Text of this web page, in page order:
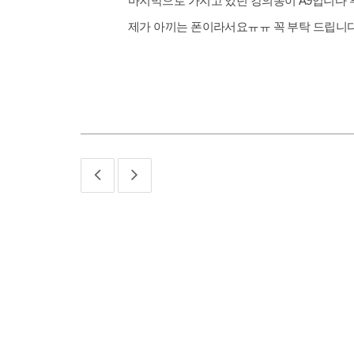
제가 아끼는 폰이라서요ㅠㅠ 꼭 부탁 드립니